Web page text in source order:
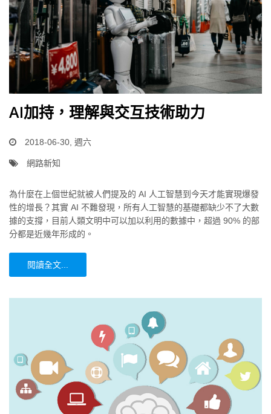
AI加持，理解與交互技術助力
2018-06-30, 週六
網路新知
為什麼在上個世紀就被人們提及的 AI 人工智慧到今天才能實現爆發
性的增長？其實 AI 不難發現，所有人工智慧的基礎都缺少不了大數
據的支撐，目前人類文明中可以加以利用的數據中，超過 90% 的部
分都是近幾年形成的。
閱讀全文...